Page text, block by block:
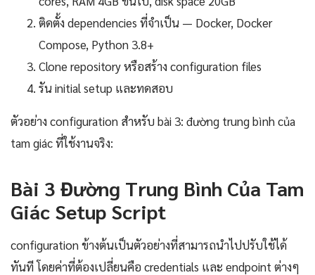
ติดตั้ง dependencies ที่จำเป็น — Docker, Docker
Compose, Python 3.8+
Clone repository หรือสร้าง configuration files
รัน initial setup และทดสอบ
ตัวอย่าง configuration สำหรับ bài 3: đường trung bình của
tam giác ที่ใช้งานจริง:
Bài 3 Đường Trung Bình Của Tam
Giác Setup Script
configuration ข้างต้นเป็นตัวอย่างที่สามารถนำไปปรับใช้ได้
ทันที โดยค่าที่ต้องเปลี่ยนคือ credentials และ endpoint ต่างๆ